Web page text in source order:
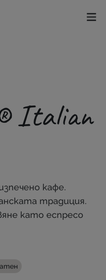
Italian
кафе.
традиция.
като еспресо